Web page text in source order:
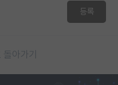
등록
아가기